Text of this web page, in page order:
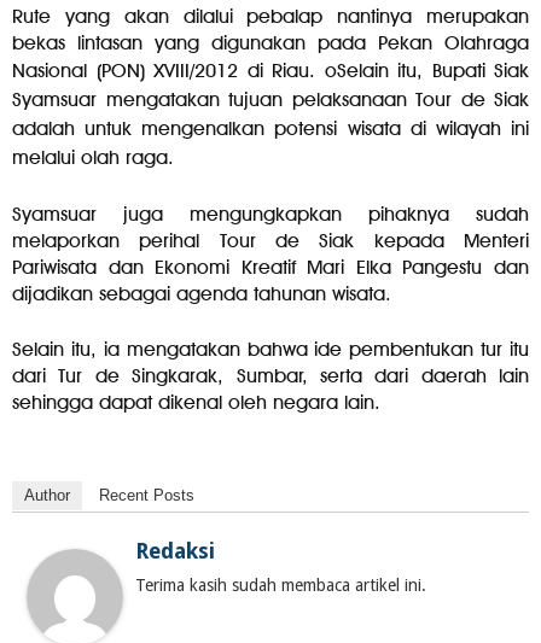
Rute yang akan dilalui pebalap nantinya merupakan
bekas lintasan yang digunakan pada Pekan Olahraga
Nasional (PON) XVIII/2012 di Riau. oSelain itu, Bupati Siak
Syamsuar mengatakan tujuan pelaksanaan Tour de Siak
adalah untuk mengenalkan potensi wisata di wilayah ini
melalui olah raga.
Syamsuar juga mengungkapkan pihaknya sudah
melaporkan perihal Tour de Siak kepada Menteri
Pariwisata dan Ekonomi Kreatif Mari Elka Pangestu dan
dijadikan sebagai agenda tahunan wisata.
Selain itu, ia mengatakan bahwa ide pembentukan tur itu
dari Tur de Singkarak, Sumbar, serta dari daerah lain
sehingga dapat dikenal oleh negara lain.
Author Recent Posts
Redaksi
Terima kasih sudah membaca artikel ini.